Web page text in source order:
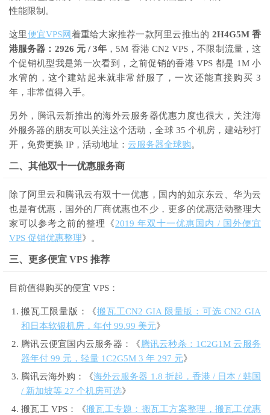
性能限制。
这里便宜VPS网 着重给大家推荐一款阿里云推出的 2H4G5M香
港服务器： 2926 元/ 3年 ， 5M 香港 CN2 VPS ，不限制流量，这
个促销机型我是第一次看到，之前促销的香港 VPS 都是 1M小
水管的，这个建站起来就非常舒服了，一次还能直接购买 3
年，非常值得入手。
另外，腾讯云新推出的海外云服务器优惠力度也很大，关注海
外服务器的朋友可以关注这个活动，全球 35 个机房，建站秒打
开，免费更换 IP ，活动地址： 云服务器全球购。
二、其他双十一优惠服务商
除了阿里云和腾讯云有双十一优惠，国内的如京东云、华为云
也是有优惠，国外的厂商优惠也不少，更多的优惠活动整理大
家可以参考之前的整理《2019 年双十一优惠国内 / 国外便宜
VPS 促销优惠整理》。
三、更多便宜 VPS 推荐
目前值得购买的便宜 VPS：
搬瓦工限量版：《搬瓦工CN2 GIA 限量版：可选 CN2 GIA
和日本软银机房，年付 99.99 美元》
腾讯云便宜国内云服务器：《腾讯云秒杀：1C2G1M 云服务
器年付 99 元，轻量 1C2G5M 3 年 297 元》
腾讯云海外购：《海外云服务器 1.8 折起，香港 / 日本 / 韩国
/ 新加坡等 27 个机房可选》
搬瓦工 VPS：《搬瓦工专题：搬瓦工方案整理，搬瓦工优惠